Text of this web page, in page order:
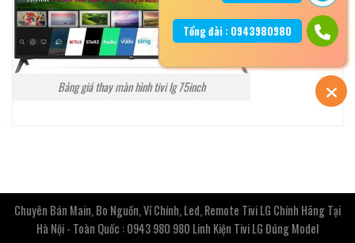
Bảng giá thay màn hình tivi lg 75inch
Chuyên Bán Main, Bo Nguồn, Vỉ Chính, Led, Remote Tivi LG Chính Hãng Tại
Hà Nội - Toàn Quốc : 0943 980 980 Linh Kiện Tivi LG Đúng Model
Tổng đài : 0943980980